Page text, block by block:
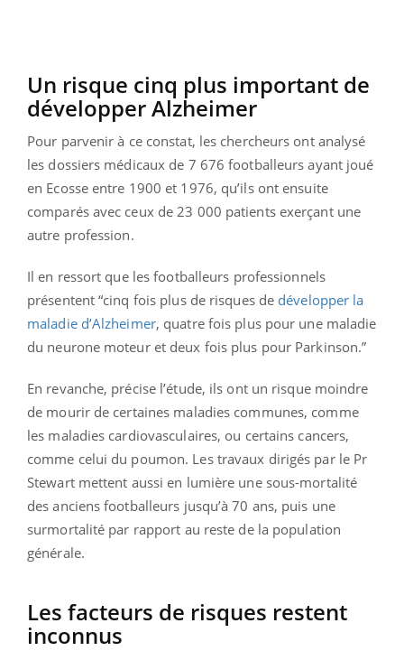
Un risque cinq plus important de
développer Alzheimer
Pour parvenir à ce constat, les chercheurs ont analysé
les dossiers médicaux de 7 676 footballeurs ayant joué
en Ecosse entre 1900 et 1976, qu’ils ont ensuite
comparés avec ceux de 23 000 patients exerçant une
autre profession.
Il en ressort que les footballeurs professionnels
présentent “cinq fois plus de risques de développer la
maladie d’Alzheimer, quatre fois plus pour une maladie
du neurone moteur et deux fois plus pour Parkinson.”
En revanche, précise l’étude, ils ont un risque moindre
de mourir de certaines maladies communes, comme
les maladies cardiovasculaires, ou certains cancers,
comme celui du poumon. Les travaux dirigés par le Pr
Stewart mettent aussi en lumière une sous-mortalité
des anciens footballeurs jusqu’à 70 ans, puis une
surmortalité par rapport au reste de la population
générale.
Les facteurs de risques restent
inconnus